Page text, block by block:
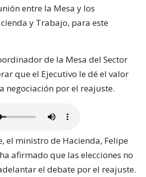
entre la Mesa y los
y Trabajo, para este
de la Mesa del Sector
que el Ejecutivo le dé el valor
negociación por el reajuste.
el ministro de Hacienda, Felipe
afirmado que las elecciones no
el debate por el reajuste.